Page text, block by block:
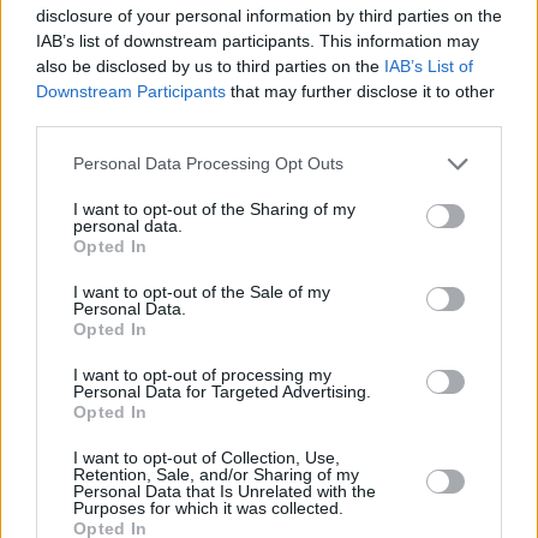
disclosure of your personal information by third parties on the
IAB’s list of downstream participants. This information may
also be disclosed by us to third parties on the IAB’s List of
Downstream Participants that may further disclose it to other
Personal Data Processing Opt Outs
I want to opt-out of the Sharing of my
personal data.
Opted In
I want to opt-out of the Sale of my
Personal Data.
Opted In
I want to opt-out of processing my
Personal Data for Targeted Advertising.
Opted In
I want to opt-out of Collection, Use,
Retention, Sale, and/or Sharing of my
Personal Data that Is Unrelated with the
Purposes for which it was collected.
Opted In
Ζητούνται βελτιώσεις για τον Παρνασσό
Ξεχωριστή βαρύτητα δόθηκε σε δύο κομβικά οδικά έργα
Το πρώτο αφορά τονκόμβο “Παναγίτσας” στην Ελάτεια
για τον οποίο, σύμφωνα με τον Περιφερειάρχη, οι
μελέτες έχουν πλέον ωριμάσει ώστε να αναζητηθεί
Τιθορέας.
οδικών τμημάτων προς το Χιονοδρομικό Κέντρο
Παρνασσού, στις διαδρομές
Φτερόλακακαι στη σύνδεσηΑμφίκλειας – Φτερόλακας
Όπως επισημάνθηκε, η μελέτη που έχει εκπονηθεί από
την ΕΤΑΔ απαιτεί περαιτέρω βελτιώσεις ώστε να